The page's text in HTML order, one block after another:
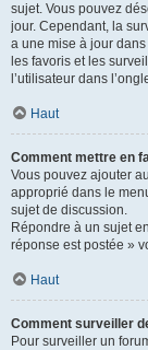
sujet. Vous pouvez
jour. Cependant, la
a une mise à jour
les favoris et les
l’utilisateur dans
Haut
Comment mettre en
Vous pouvez ajouter
approprié dans le
sujet de discussion.
Répondre à un sujet
réponse est postée »
Haut
Comment surveiller
Pour surveiller un